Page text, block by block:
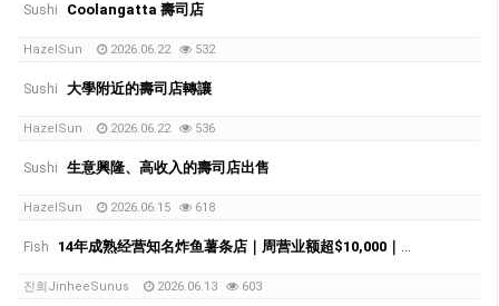
Sushi Coolangatta 壽司店
HazelSun 2026.06.22 532
Sushi 大學附近的壽司店轉讓
HazelSun 2026.06.22 536
Sushi 生意興隆、高收入的壽司店出售
HazelSun 2026.06.15 618
Fish 14年成熟经营知名炸鱼薯条店｜周营业额超$10,000｜低租金
진희JinheeSunus 2026.06.13 603